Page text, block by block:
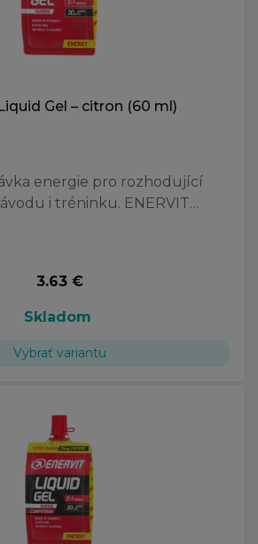
Gel – citron (60 ml)
energie pro rozhodující
i tréninku. ENERVIT…
3.63 €
Skladom
Vybrať variantu